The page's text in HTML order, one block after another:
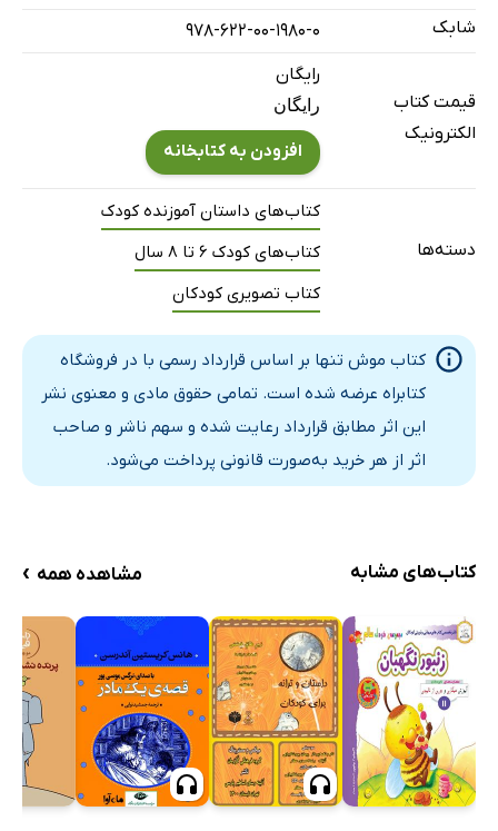
شابک
978-622-00-1980-0
قیمت کتاب
الکترونیک
رایگان
رایگان
افزودن به کتابخانه
دسته‌ها
کتاب‌های داستان آموزنده کودک
کتاب‌های کودک 6 تا 8 سال
کتاب تصویری کودکان
کتاب موش تنها بر اساس قرارداد رسمی با در فروشگاه
کتابراه عرضه شده است. تمامی حقوق مادی و معنوی نشر
این اثر مطابق قرارداد رعایت شده و سهم ناشر و صاحب
اثر از هر خرید به‌صورت قانونی پرداخت می‌شود.
کتاب‌های مشابه مشاهده همه ›